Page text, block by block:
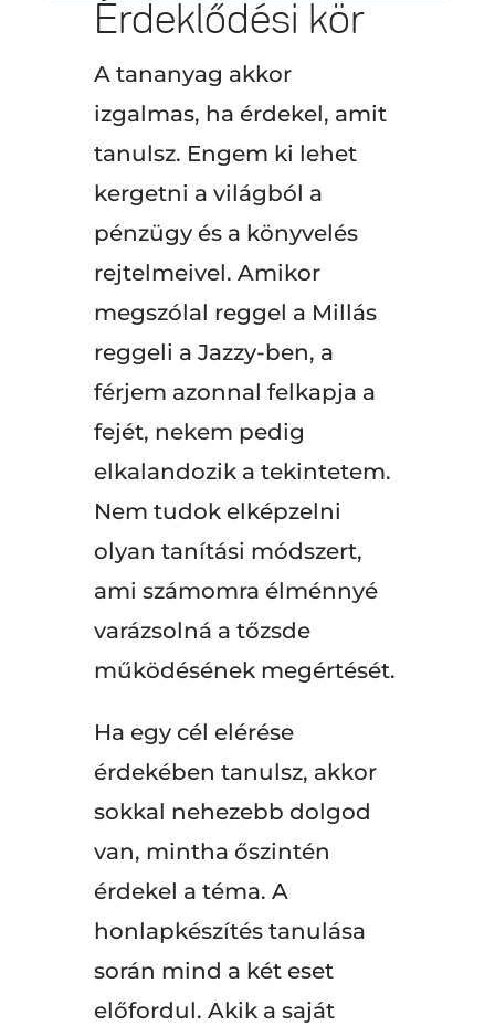
Érdeklődési kör
A tananyag akkor
izgalmas, ha érdekel, amit
tanulsz. Engem ki lehet
kergetni a világból a
pénzügy és a könyvelés
rejtelmeivel. Amikor
megszólal reggel a Millás
reggeli a Jazzy-ben, a
férjem azonnal felkapja a
fejét, nekem pedig
elkalandozik a tekintetem.
Nem tudok elképzelni
olyan tanítási módszert,
ami számomra élménnyé
varázsolná a tőzsde
működésének megértését.
Ha egy cél elérése
érdekében tanulsz, akkor
sokkal nehezebb dolgod
van, mintha őszintén
érdekel a téma. A
honlapkészítés tanulása
során mind a két eset
előfordul. Akik a saját